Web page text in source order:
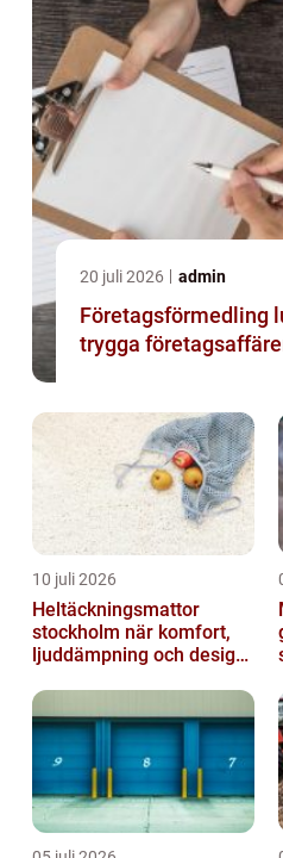
20 juli 2026 admin
Företagsförmedling luleå så
trygga
10 juli 2026
Heltäckningsmattor
stockholm när komfort,
ljuddämpning och design